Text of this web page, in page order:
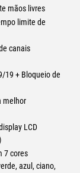
mãos livres
limite de
canais
19 + Bloqueio de
melhor
LCD
7 cores
azul, ciano,